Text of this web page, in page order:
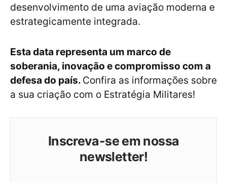
desenvolvimento de uma aviação moderna e
estrategicamente integrada.
Esta data representa um marco de
soberania, inovação e compromisso com a
defesa do país. Confira as informações sobre
a sua criação com o Estratégia Militares!
Inscreva-se em nossa
newsletter!